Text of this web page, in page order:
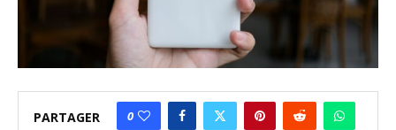
PARTAGER 0